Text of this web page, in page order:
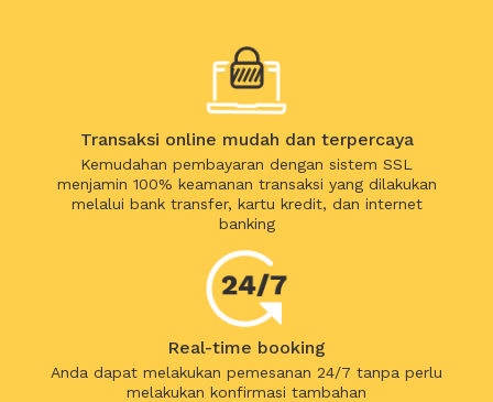
Transaksi online mudah dan terpercaya
Kemudahan pembayaran dengan sistem SSL
menjamin 100% keamanan transaksi yang dilakukan
melalui bank transfer, kartu kredit, dan internet
banking
Real-time booking
Anda dapat melakukan pemesanan 24/7 tanpa perlu
melakukan konfirmasi tambahan